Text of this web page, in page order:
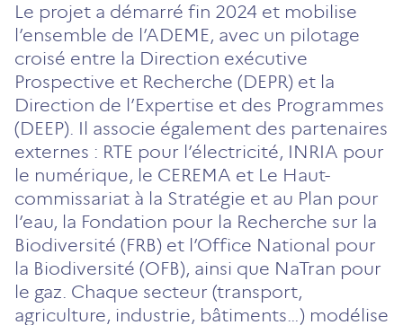
Le projet a démarré fin 2024 et mobilise
l’ensemble de l’ADEME, avec un pilotage
croisé entre la Direction exécutive
Prospective et Recherche (DEPR) et la
Direction de l’Expertise et des Programmes
(DEEP). Il associe également des partenaires
externes : RTE pour l’électricité, INRIA pour
le numérique, le CEREMA et Le Haut-
commissariat à la Stratégie et au Plan pour
l’eau, la Fondation pour la Recherche sur la
Biodiversité (FRB) et l’Office National pour
la Biodiversité (OFB), ainsi que NaTran pour
le gaz. Chaque secteur (transport,
agriculture, industrie, bâtiments…) modélise